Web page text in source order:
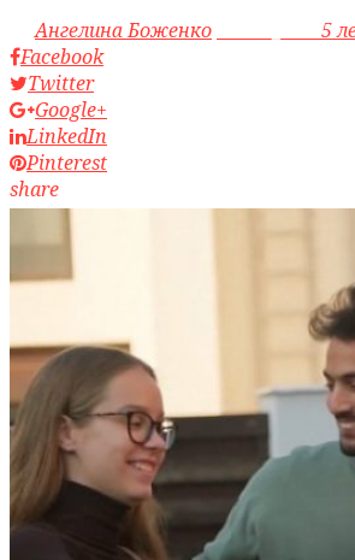
byАнгелина Боженко
5
Facebook
Twitter
Google+
LinkedIn
Pinterest
share